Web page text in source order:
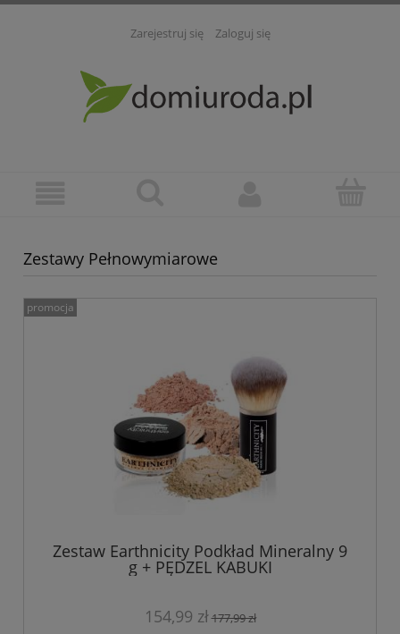
Zarejestruj się Zaloguj się
Zestawy Pełnowymiarowe
Zestaw Earthnicity Podkład Mineralny 9
g + PĘDZEL KABUKI
154,99 zł177,99 zł
promocja